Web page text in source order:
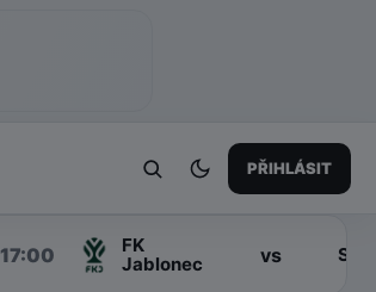
PŘIHLÁSIT
17:00
FK
Jablonec
vs